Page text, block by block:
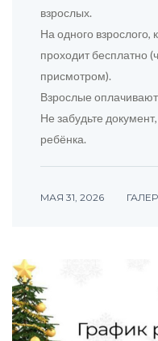
взрослых.
На одного взрослого,
проходит бесплатно
присмотром).
Взрослые
Не забудьте
ребёнка.
МАЯ 31, 2026